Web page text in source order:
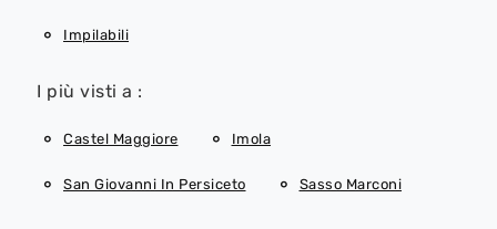
Impilabili
I più visti a :
Castel Maggiore Imola
San Giovanni In Persiceto Sasso Marconi